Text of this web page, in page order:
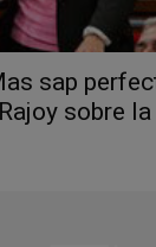
sap
sobre